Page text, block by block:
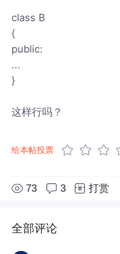
class B
{
public:
...
}
这样行吗？
给本帖投票
73 3 打赏
全部评论